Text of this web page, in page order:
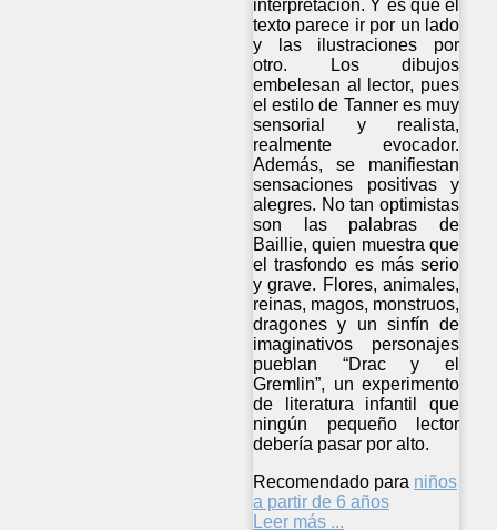
interpretación. Y es que el
texto parece ir por un lado
y las ilustraciones por
otro. Los dibujos
embelesan al lector, pues
el estilo de Tanner es muy
sensorial y realista,
realmente evocador.
Además, se manifiestan
sensaciones positivas y
alegres. No tan optimistas
son las palabras de
Baillie, quien muestra que
el trasfondo es más serio
y grave. Flores, animales,
reinas, magos, monstruos,
dragones y un sinfín de
imaginativos personajes
pueblan “Drac y el
Gremlin”, un experimento
de literatura infantil que
ningún pequeño lector
debería pasar por alto.
Recomendado para niños
a partir de 6 años
Leer más ...